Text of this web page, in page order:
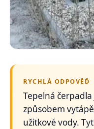
RYCHLÁ ODPOVĚĎ
Tepelná
způsobem
užitkové vody.